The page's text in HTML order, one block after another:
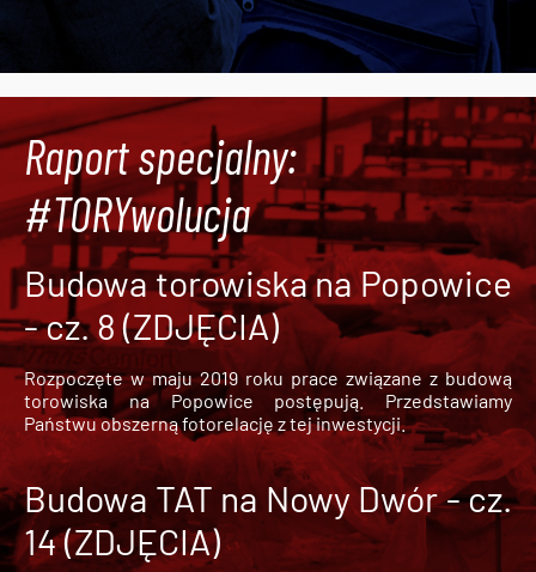
Raport specjalny:
#TORYwolucja
Budowa torowiska na Popowice
- cz. 8 (ZDJĘCIA)
Rozpoczęte w maju 2019 roku prace związane z budową
torowiska na Popowice
postępują. Przedstawiamy
Państwu obszerną fotorelację z tej inwestycji.
Budowa TAT na Nowy Dwór - cz.
14 (ZDJĘCIA)